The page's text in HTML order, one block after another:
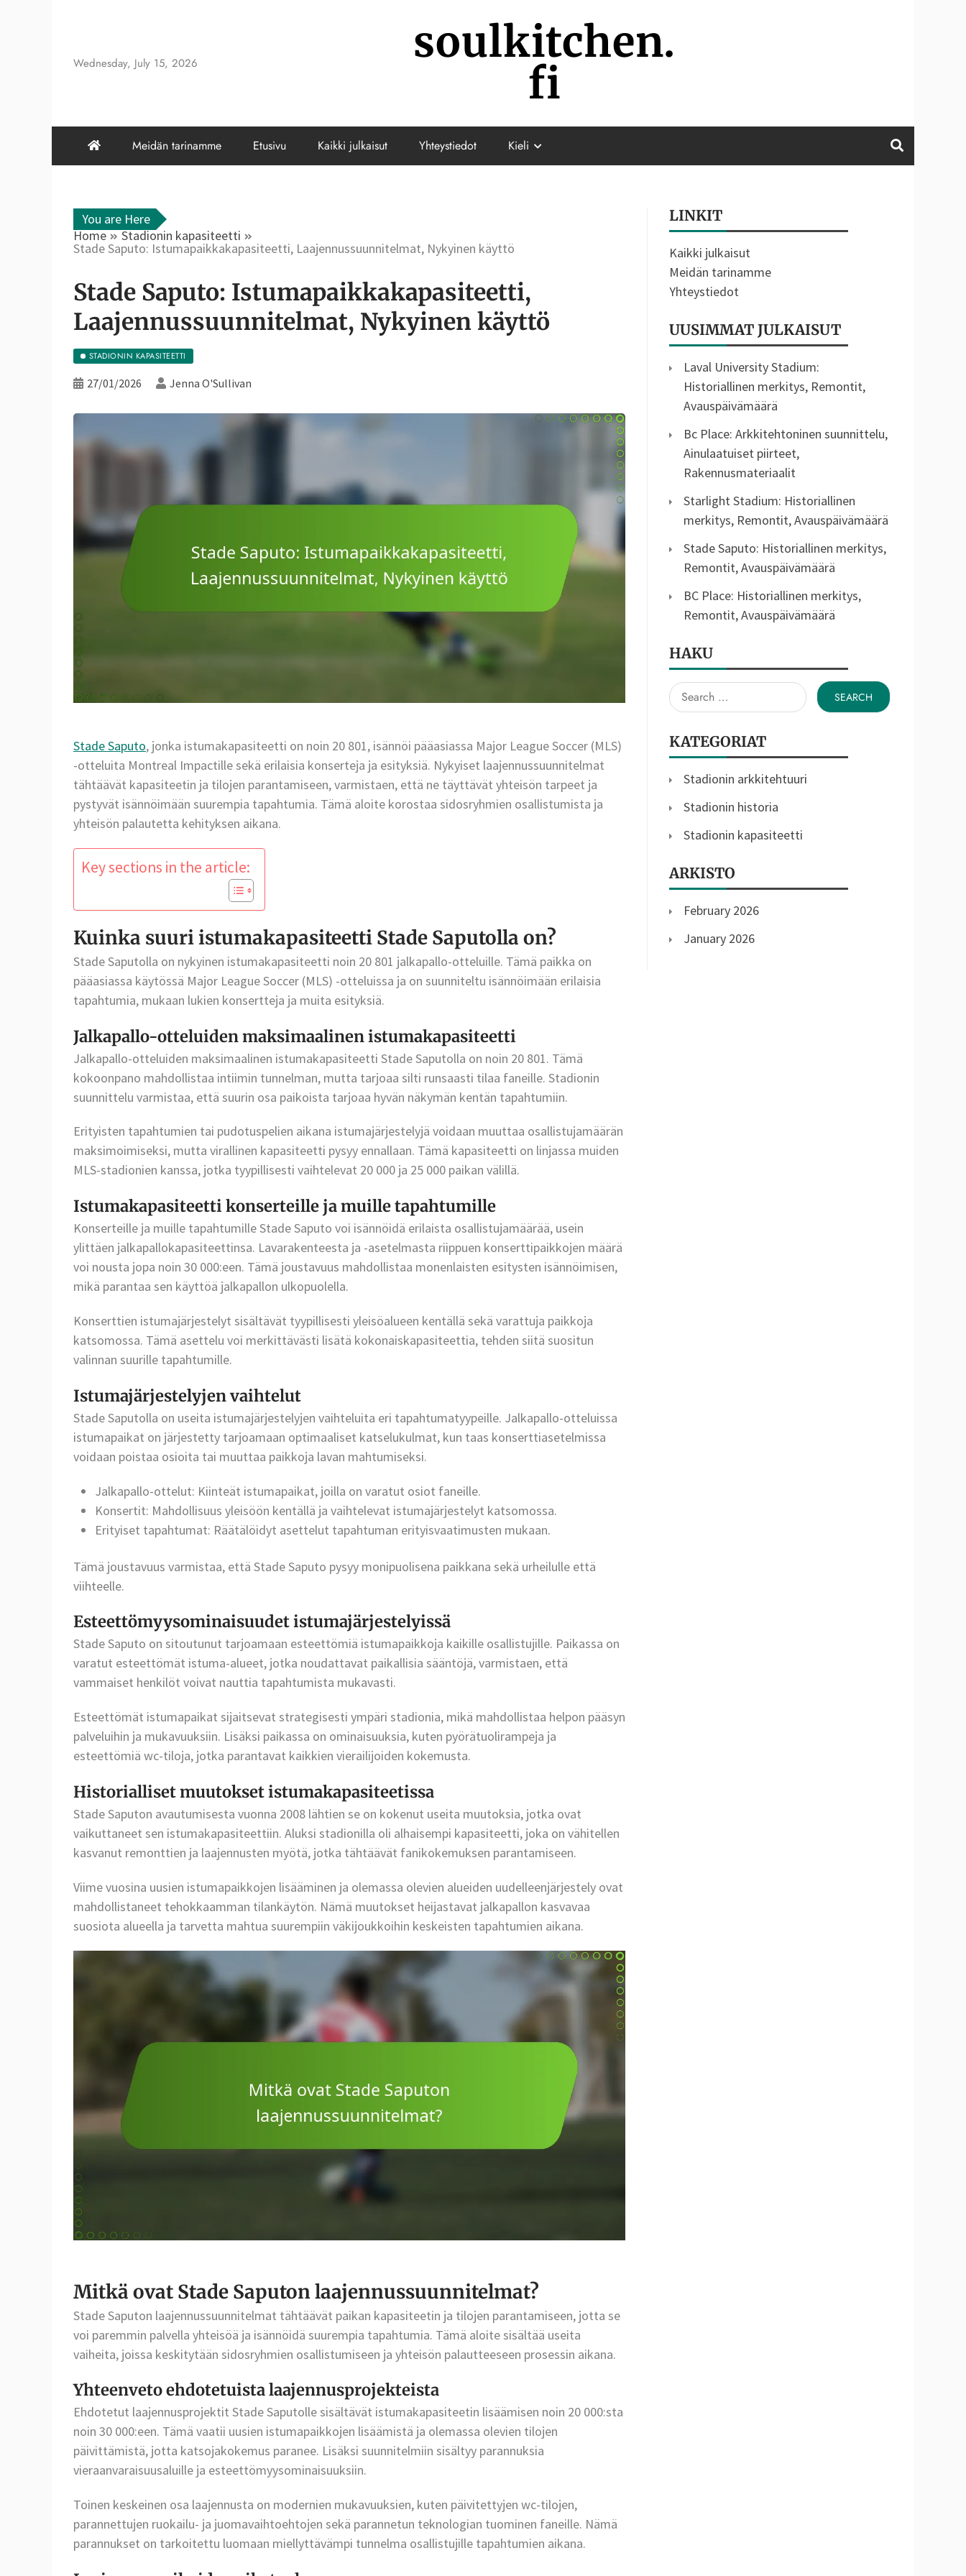
Wednesday, July 15, 2026 soulkitchen.
fi
Meidän tarinamme Etusivu Kaikki julkaisut Yhteystiedot Kieli
You are Here
Home
Stadionin kapasiteetti
Stade Saputo: Istumapaikkakapasiteetti, Laajennussuunnitelmat, Nykyinen käyttö
Stade Saputo: Istumapaikkakapasiteetti,
Laajennussuunnitelmat, Nykyinen käyttö
STADIONIN KAPASITEETTI
27/01/2026 Jenna O'Sullivan
Stade Saputo, jonka istumakapasiteetti on noin 20 801, isännöi pääasiassa Major League Soccer (MLS)
-otteluita Montreal Impactille sekä erilaisia konserteja ja esityksiä. Nykyiset laajennussuunnitelmat
tähtäävät kapasiteetin ja tilojen parantamiseen, varmistaen, että ne täyttävät yhteisön tarpeet ja
pystyvät isännöimään suurempia tapahtumia. Tämä aloite korostaa sidosryhmien osallistumista ja
yhteisön palautetta kehityksen aikana.
Key sections in the article:
Kuinka suuri istumakapasiteetti Stade Saputolla on?
Stade Saputolla on nykyinen istumakapasiteetti noin 20 801 jalkapallo-otteluille. Tämä paikka on
pääasiassa käytössä Major League Soccer (MLS) -otteluissa ja on suunniteltu isännöimään erilaisia
tapahtumia, mukaan lukien konsertteja ja muita esityksiä.
Jalkapallo-otteluiden maksimaalinen istumakapasiteetti
Jalkapallo-otteluiden maksimaalinen istumakapasiteetti Stade Saputolla on noin 20 801. Tämä
kokoonpano mahdollistaa intiimin tunnelman, mutta tarjoaa silti runsaasti tilaa faneille. Stadionin
suunnittelu varmistaa, että suurin osa paikoista tarjoaa hyvän näkymän kentän tapahtumiin.
Erityisten tapahtumien tai pudotuspelien aikana istumajärjestelyjä voidaan muuttaa osallistujamäärän
maksimoimiseksi, mutta virallinen kapasiteetti pysyy ennallaan. Tämä kapasiteetti on linjassa muiden
MLS-stadionien kanssa, jotka tyypillisesti vaihtelevat 20 000 ja 25 000 paikan välillä.
Istumakapasiteetti konserteille ja muille tapahtumille
Konserteille ja muille tapahtumille Stade Saputo voi isännöidä erilaista osallistujamäärää, usein
ylittäen jalkapallokapasiteettinsa. Lavarakenteesta ja -asetelmasta riippuen konserttipaikkojen määrä
voi nousta jopa noin 30 000:een. Tämä joustavuus mahdollistaa monenlaisten esitysten isännöimisen,
mikä parantaa sen käyttöä jalkapallon ulkopuolella.
Konserttien istumajärjestelyt sisältävät tyypillisesti yleisöalueen kentällä sekä varattuja paikkoja
katsomossa. Tämä asettelu voi merkittävästi lisätä kokonaiskapasiteettia, tehden siitä suositun
valinnan suurille tapahtumille.
Istumajärjestelyjen vaihtelut
Stade Saputolla on useita istumajärjestelyjen vaihteluita eri tapahtumatyypeille. Jalkapallo-otteluissa
istumapaikat on järjestetty tarjoamaan optimaaliset katselukulmat, kun taas konserttiasetelmissa
voidaan poistaa osioita tai muuttaa paikkoja lavan mahtumiseksi.
Jalkapallo-ottelut: Kiinteät istumapaikat, joilla on varatut osiot faneille.
Konsertit: Mahdollisuus yleisöön kentällä ja vaihtelevat istumajärjestelyt katsomossa.
Erityiset tapahtumat: Räätälöidyt asettelut tapahtuman erityisvaatimusten mukaan.
Tämä joustavuus varmistaa, että Stade Saputo pysyy monipuolisena paikkana sekä urheilulle että
viihteelle.
Esteettömyysominaisuudet istumajärjestelyissä
Stade Saputo on sitoutunut tarjoamaan esteettömiä istumapaikkoja kaikille osallistujille. Paikassa on
varatut esteettömät istuma-alueet, jotka noudattavat paikallisia sääntöjä, varmistaen, että
vammaiset henkilöt voivat nauttia tapahtumista mukavasti.
Esteettömät istumapaikat sijaitsevat strategisesti ympäri stadionia, mikä mahdollistaa helpon pääsyn
palveluihin ja mukavuuksiin. Lisäksi paikassa on ominaisuuksia, kuten pyörätuolirampeja ja
esteettömiä wc-tiloja, jotka parantavat kaikkien vierailijoiden kokemusta.
Historialliset muutokset istumakapasiteetissa
Stade Saputon avautumisesta vuonna 2008 lähtien se on kokenut useita muutoksia, jotka ovat
vaikuttaneet sen istumakapasiteettiin. Aluksi stadionilla oli alhaisempi kapasiteetti, joka on vähitellen
kasvanut remonttien ja laajennusten myötä, jotka tähtäävät fanikokemuksen parantamiseen.
Viime vuosina uusien istumapaikkojen lisääminen ja olemassa olevien alueiden uudelleenjärjestely ovat
mahdollistaneet tehokkaamman tilankäytön. Nämä muutokset heijastavat jalkapallon kasvavaa
suosiota alueella ja tarvetta mahtua suurempiin väkijoukkoihin keskeisten tapahtumien aikana.
Mitkä ovat Stade Saputon laajennussuunnitelmat?
Stade Saputon laajennussuunnitelmat tähtäävät paikan kapasiteetin ja tilojen parantamiseen, jotta se
voi paremmin palvella yhteisöä ja isännöidä suurempia tapahtumia. Tämä aloite sisältää useita
vaiheita, joissa keskitytään sidosryhmien osallistumiseen ja yhteisön palautteeseen prosessin aikana.
Yhteenveto ehdotetuista laajennusprojekteista
Ehdotetut laajennusprojektit Stade Saputolle sisältävät istumakapasiteetin lisäämisen noin 20 000:sta
noin 30 000:een. Tämä vaatii uusien istumapaikkojen lisäämistä ja olemassa olevien tilojen
päivittämistä, jotta katsojakokemus paranee. Lisäksi suunnitelmiin sisältyy parannuksia
vieraanvaraisuusaluille ja esteettömyysominaisuuksiin.
Toinen keskeinen osa laajennusta on modernien mukavuuksien, kuten päivitettyjen wc-tilojen,
parannettujen ruokailu- ja juomavaihtoehtojen sekä parannetun teknologian tuominen faneille. Nämä
parannukset on tarkoitettu luomaan miellyttävämpi tunnelma osallistujille tapahtumien aikana.
LINKIT
Kaikki julkaisut
Meidän tarinamme
Yhteystiedot
UUSIMMAT JULKAISUT
Laval University Stadium:
Historiallinen merkitys, Remontit,
Avauspäivämäärä
Bc Place: Arkkitehtoninen suunnittelu,
Ainulaatuiset piirteet,
Rakennusmateriaalit
Starlight Stadium: Historiallinen
merkitys, Remontit, Avauspäivämäärä
Stade Saputo: Historiallinen merkitys,
Remontit, Avauspäivämäärä
BC Place: Historiallinen merkitys,
Remontit, Avauspäivämäärä
HAKU
Search
for:
KATEGORIAT
Stadionin arkkitehtuuri
Stadionin historia
Stadionin kapasiteetti
ARKISTO
February 2026
January 2026